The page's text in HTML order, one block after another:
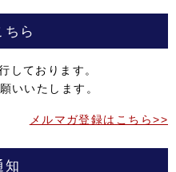
ちら
しております。
いいたします。
メルマガ登録はこちら>>
知